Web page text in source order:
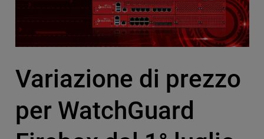
Variazione di prezzo
per WatchGuard